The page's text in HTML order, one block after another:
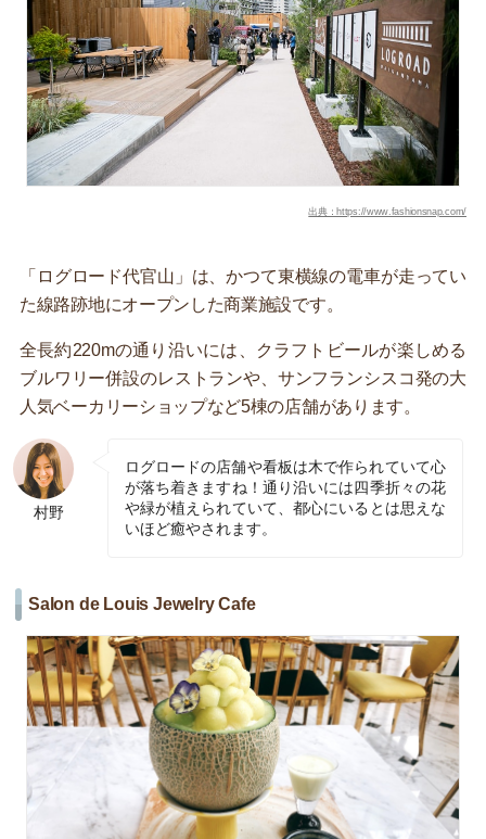
出典：https://www.fashionsnap.com/
「ログロード代官山」は、かつて東横線の電車が走ってい
た線路跡地にオープンした商業施設です。
全長約220mの通り沿いには、クラフトビールが楽しめる
ブルワリー併設のレストランや、サンフランシスコ発の大
人気ベーカリーショップなど5棟の店舗があります。
村野
ログロードの店舗や看板は木で作られていて心
が落ち着きますね！通り沿いには四季折々の花
や緑が植えられていて、都心にいるとは思えな
いほど癒やされます。
Salon de Louis Jewelry Cafe